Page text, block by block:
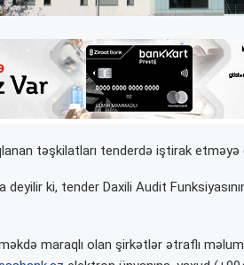
təşkilatları tenderdə iştirak etməyə
deyilir ki, tender Daxili Audit
maraqlı olan şirkətlər ətraflı